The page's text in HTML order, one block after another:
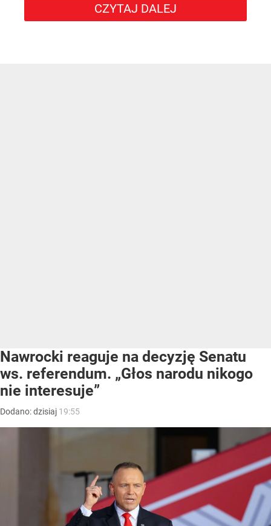
CZYTAJ DALEJ
Nawrocki reaguje na decyzję Senatu
ws. referendum. „Głos narodu nikogo
nie interesuje”
Dodano:dzisiaj 19:55